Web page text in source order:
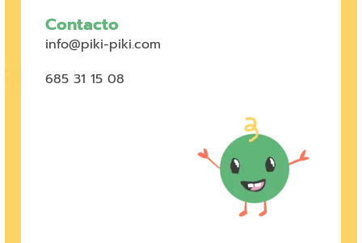
Contacto
info@piki-piki.com
685 31 15 08